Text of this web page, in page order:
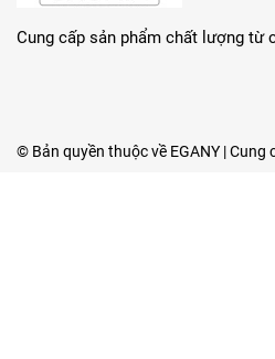
Cung cấp sản phẩm chất lượng từ
© Bản quyền thuộc về EGANY | Cung